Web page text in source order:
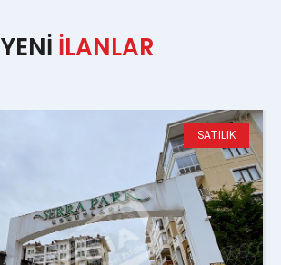
YENİ İLANLAR
SATILIK